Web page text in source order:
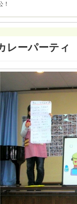
！
レーパーティ